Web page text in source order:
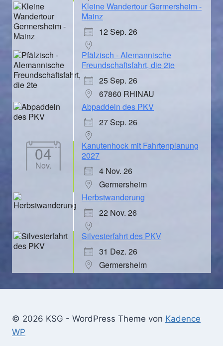
Kleine Wandertour Germersheim -
Mainz
12 Sep. 26
Pfälzisch - Alemannische
Freundschaftsfahrt, die 2te
25 Sep. 26
67860 RHINAU
Abpaddeln des PKV
27 Sep. 26
04
Nov.
Kanutenhock mit Fahrtenplanung
2027
4 Nov. 26
Germersheim
Herbstwanderung
22 Nov. 26
Silvesterfahrt des PKV
31 Dez. 26
Germersheim
© 2026 KSG - WordPress Theme von Kadence
WP